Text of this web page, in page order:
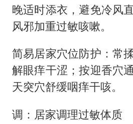
晚适时添衣，避免冷风
风邪加重过敏咳嗽。
简易居家穴位防护：常
解眼痒干涩；按迎香穴
天突穴舒缓咽痒干咳。
调：居家调理过敏体质